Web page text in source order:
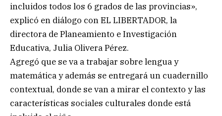
incluidos todos los 6 grados de las provincias»,
explicó en diálogo con EL LIBERTADOR, la
directora de Planeamiento e Investigación
Educativa, Julia Olivera Pérez.
Agregó que se va a trabajar sobre lengua y
matemática y además se entregará un cuadernillo
contextual, donde se van a mirar el contexto y las
características sociales culturales donde está